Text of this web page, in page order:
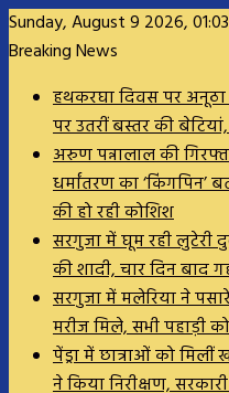
Sunday, August 9 2026,
Breaking News
हथकरघा दिवस पर
पर उतरीं बस्तर की
अरुण पन्नालाल की
धर्मांतरण का ‘किंगपिन’
की हो रही कोशिश
सरगुजा में घूम रही लुटेरी
की शादी, चार दिन बाद
सरगुजा में मलेरिया ने
मरीज मिले, सभी पहाड़ी
पेंड्रा में छात्राओं को
ने किया निरीक्षण,